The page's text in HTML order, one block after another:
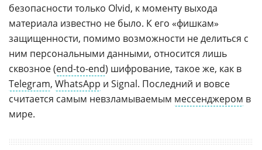
безопасности только Olvid, к моменту выхода
материала известно не было. К его «фишкам»
защищенности, помимо возможности не делиться с
ним персональными данными, относится лишь
сквозное (end-to-end) шифрование, такое же, как в
Telegram, WhatsApp и Signal. Последний и вовсе
считается самым невзламываемым мессенджером в
мире.